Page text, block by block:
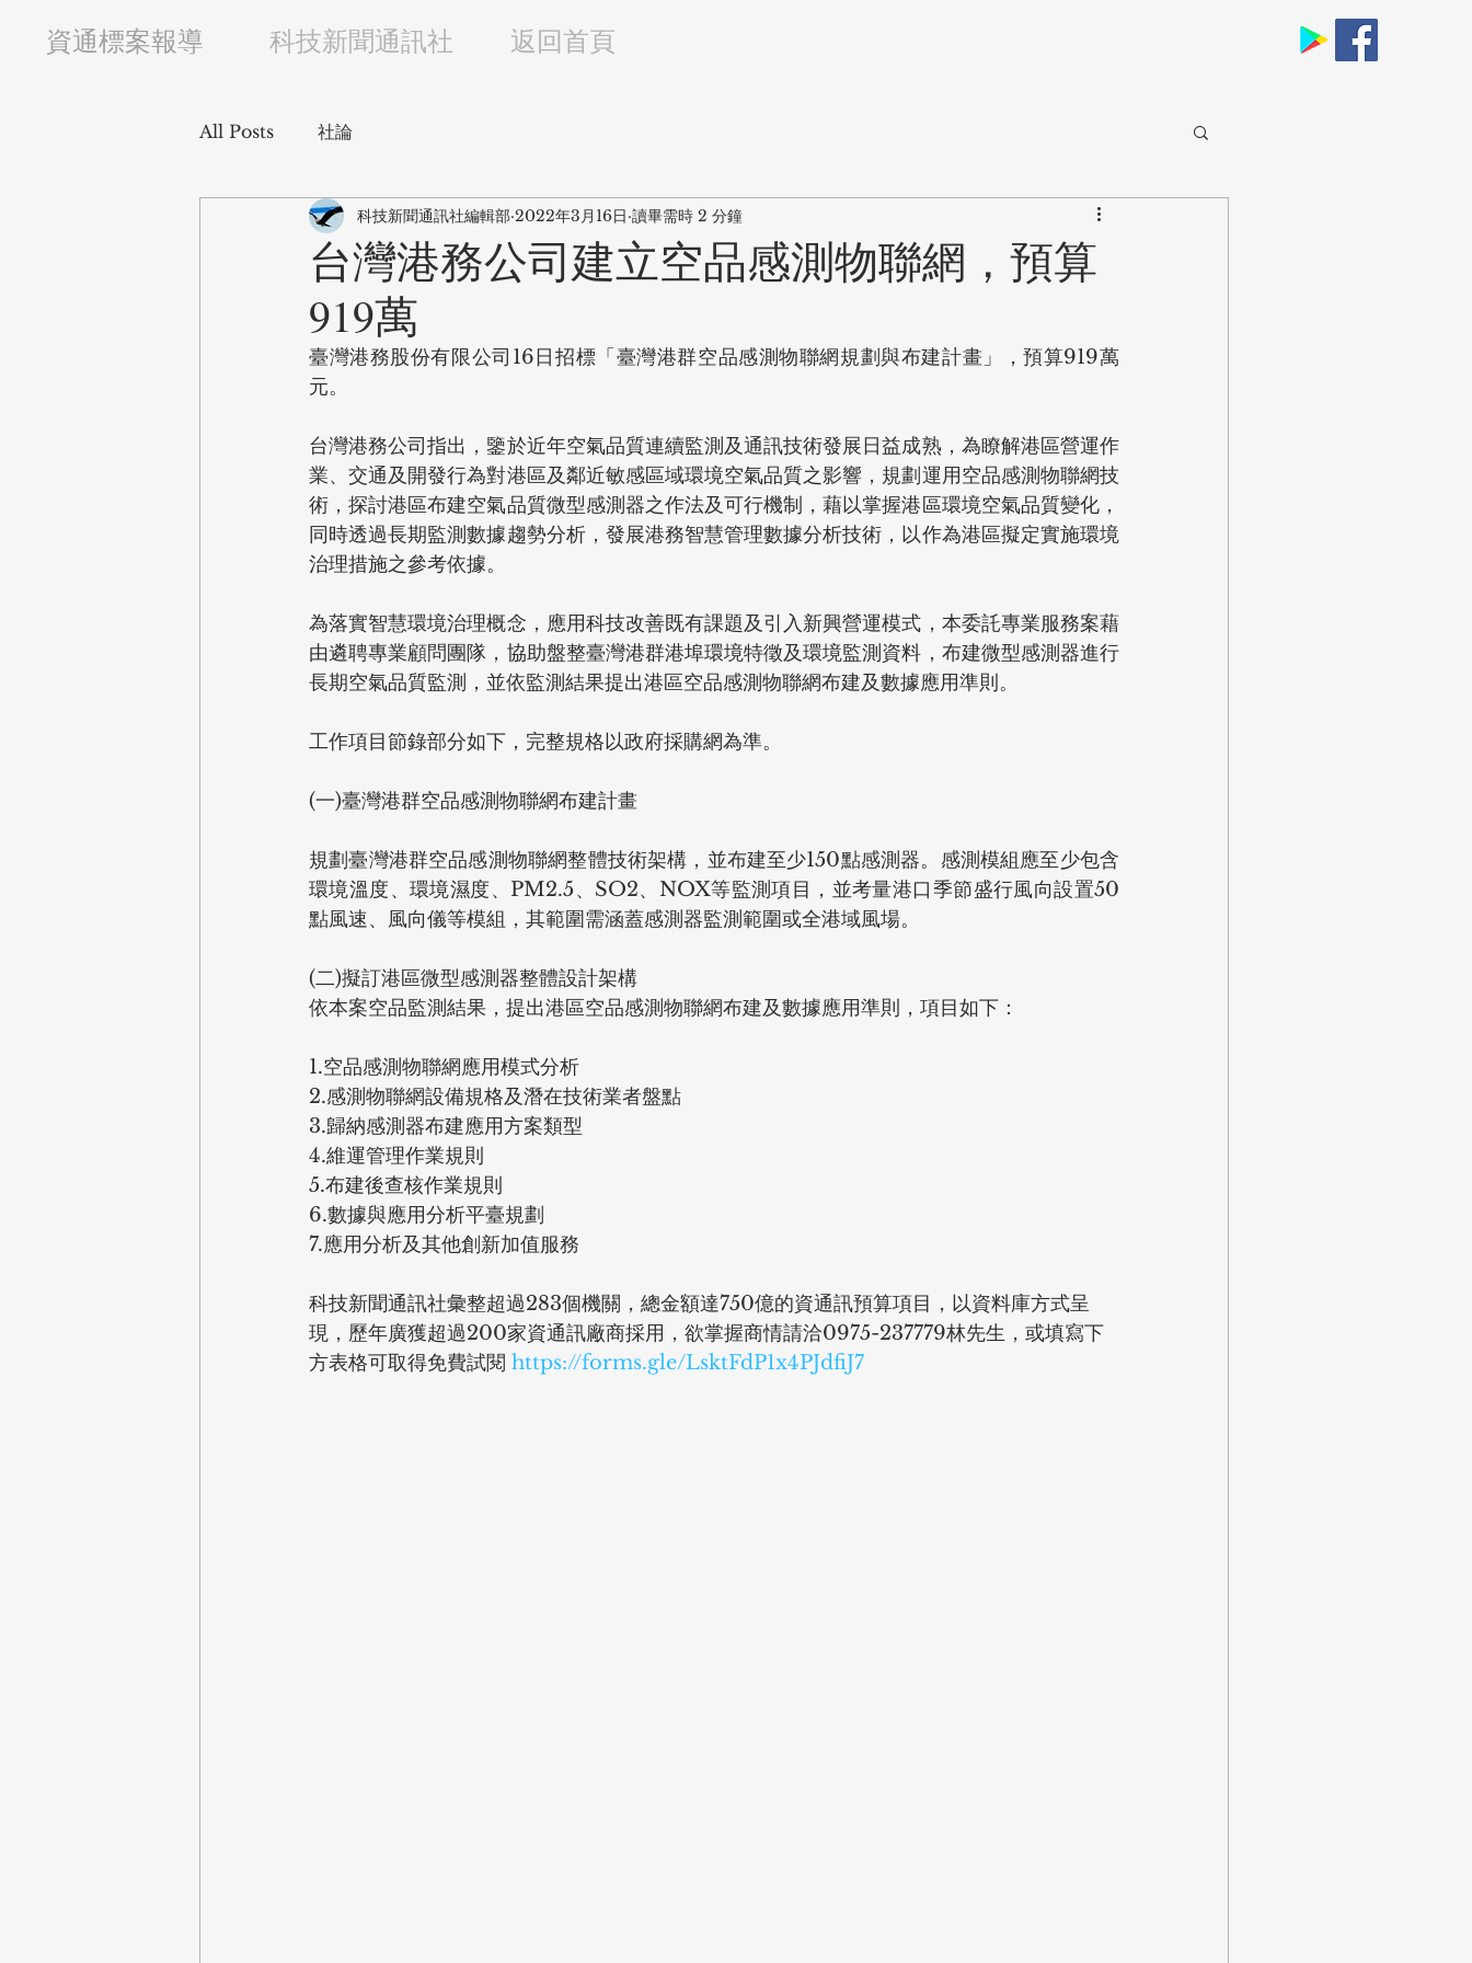
​資通標案報導 科技新聞通訊社 返回首頁
All Posts 社論
台灣港務公司建立空品感測物聯網，預算
919萬
科技新聞通訊社編輯部 2022年3月16日 讀畢需時 2 分鐘
臺灣港務股份有限公司16日招標「臺灣港群空品感測物聯網規劃與布建計畫」，預算919萬
元。
台灣港務公司指出，鑒於近年空氣品質連續監測及通訊技術發展日益成熟，為瞭解港區營運作
業、交通及開發行為對港區及鄰近敏感區域環境空氣品質之影響，規劃運用空品感測物聯網技
術，探討港區布建空氣品質微型感測器之作法及可行機制，藉以掌握港區環境空氣品質變化，
同時透過長期監測數據趨勢分析，發展港務智慧管理數據分析技術，以作為港區擬定實施環境
治理措施之參考依據。
為落實智慧環境治理概念，應用科技改善既有課題及引入新興營運模式，本委託專業服務案藉
由遴聘專業顧問團隊，協助盤整臺灣港群港埠環境特徵及環境監測資料，布建微型感測器進行
長期空氣品質監測，並依監測結果提出港區空品感測物聯網布建及數據應用準則。
工作項目節錄部分如下，完整規格以政府採購網為準。
(一)臺灣港群空品感測物聯網布建計畫
規劃臺灣港群空品感測物聯網整體技術架構，並布建至少150點感測器。感測模組應至少包含
環境溫度、環境濕度、PM2.5、SO2、NOX等監測項目，並考量港口季節盛行風向設置50
點風速、風向儀等模組，其範圍需涵蓋感測器監測範圍或全港域風場。
(二)擬訂港區微型感測器整體設計架構
依本案空品監測結果，提出港區空品感測物聯網布建及數據應用準則，項目如下：
1.空品感測物聯網應用模式分析
2.感測物聯網設備規格及潛在技術業者盤點
3.歸納感測器布建應用方案類型
4.維運管理作業規則
5.布建後查核作業規則
6.數據與應用分析平臺規劃
7.應用分析及其他創新加值服務
科技新聞通訊社彙整超過283個機關，總金額達750億的資通訊預算項目，以資料庫方式呈
現，歷年廣獲超過200家資通訊廠商採用，欲掌握商情請洽0975-237779林先生，或填寫下
方表格可取得免費試閱 https://forms.gle/LsktFdP1x4PJdfiJ7